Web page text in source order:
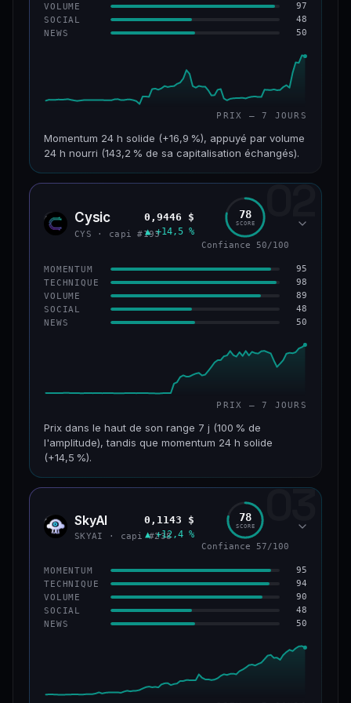
VOLUME 97
SOCIAL 48
NEWS 50
PRIX — 7 JOURS
Momentum 24 h solide (+16,9 %), appuyé par volume
24 h nourri (143,2 % de sa capitalisation échangés).
CAP. MARCHÉ VOLUME 24 H
VAR. 7 J VAR. 30 J
−10,2 %
VS ATH
−42,1 %
CONFIANCE 43/100
02
CYS Cysic
CYS · capi #193
0,9446 $
▲ +14,5 %
78
SCORE
Confiance 50/100
MOMENTUM 95
TECHNIQUE 98
VOLUME 89
SOCIAL 48
NEWS 50
PRIX — 7 JOURS
Prix dans le haut de son range 7 j (100 % de
l'amplitude), tandis que momentum 24 h solide
(+14,5 %).
CAP. MARCHÉ VOLUME 24 H
VAR. 7 J VAR. 30 J
+211,4 %
VS ATH
−3,2 % #193
CONFIANCE 50/100
03
SKYA SkyAI
SKYAI · capi #238
0,1143 $
▲ +12,4 %
78
SCORE
Confiance 57/100
MOMENTUM 95
TECHNIQUE 94
VOLUME 90
SOCIAL 48
NEWS 50